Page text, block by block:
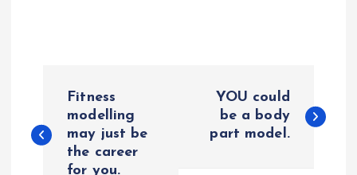
o
Fitness
modelling
may just be
the career
for you.
YOU could
be a body
part model.